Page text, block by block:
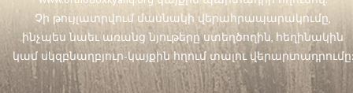
Չի թույլատրվում մասնակի վերահրապարակումը,
ինչպես նաեւ առանց նյութերը ստեղծողին, հեղինակին
կամ սկզբնաղբյուր-կայքին հղում տալու վերարտադրումը: